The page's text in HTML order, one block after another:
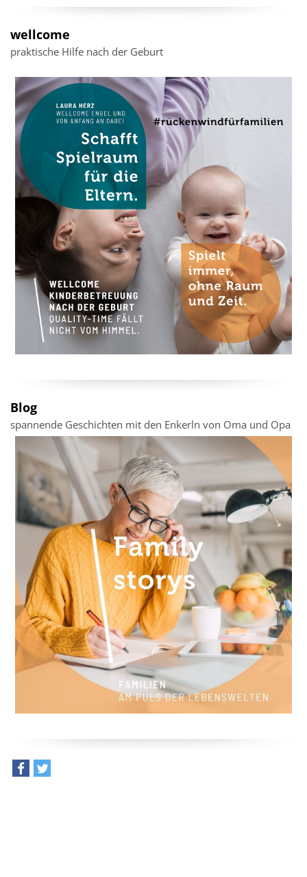
wellcome
praktische Hilfe nach der Geburt
Blog
spannende Geschichten mit den Enkerln von Oma und Opa